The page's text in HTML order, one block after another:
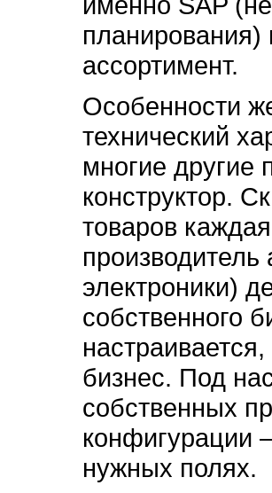
планирования)
ассортимент.
Особенности
технический
многие
конструктор.
товаров
электроники)
собственного
бизнес. Под
собственных
конфигурации
нужных полях.